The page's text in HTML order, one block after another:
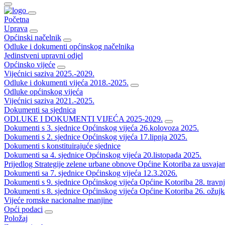
Početna
Uprava
Općinski načelnik
Odluke i dokumenti općinskog načelnika
Jedinstveni upravni odjel
Općinsko vijeće
Vijećnici saziva 2025.-2029.
Odluke i dokumenti vijeća 2018.-2025.
Odluke općinskog vijeća
Vijećnici saziva 2021.-2025.
Dokumenti sa sjednica
ODLUKE I DOKUMENTI VIJEĆA 2025-2029.
Dokumenti s 3. sjednice Općinskog vijeća 26.kolovoza 2025.
Dokumenti s 2. sjednice Općinskog vijeća 17.lipnja 2025.
Dokumenti s konstituirajuće sjednice
Dokumenti sa 4. sjednice Općinskog vijeća 20.listopada 2025.
Prijedlog Strategije zelene urbane obnove Općine Kotoriba za
Dokumenti sa 7. sjednice Općinskog vijeća 12.3.2026.
Dokumenti s 9. sjednice Općinskog vijeća Općine Kotoriba 28.
Dokumenti s 8. sjednice Općinskog vijeća Općine Kotoriba 26.
Vijeće romske nacionalne manjine
Opći podaci
Položaj